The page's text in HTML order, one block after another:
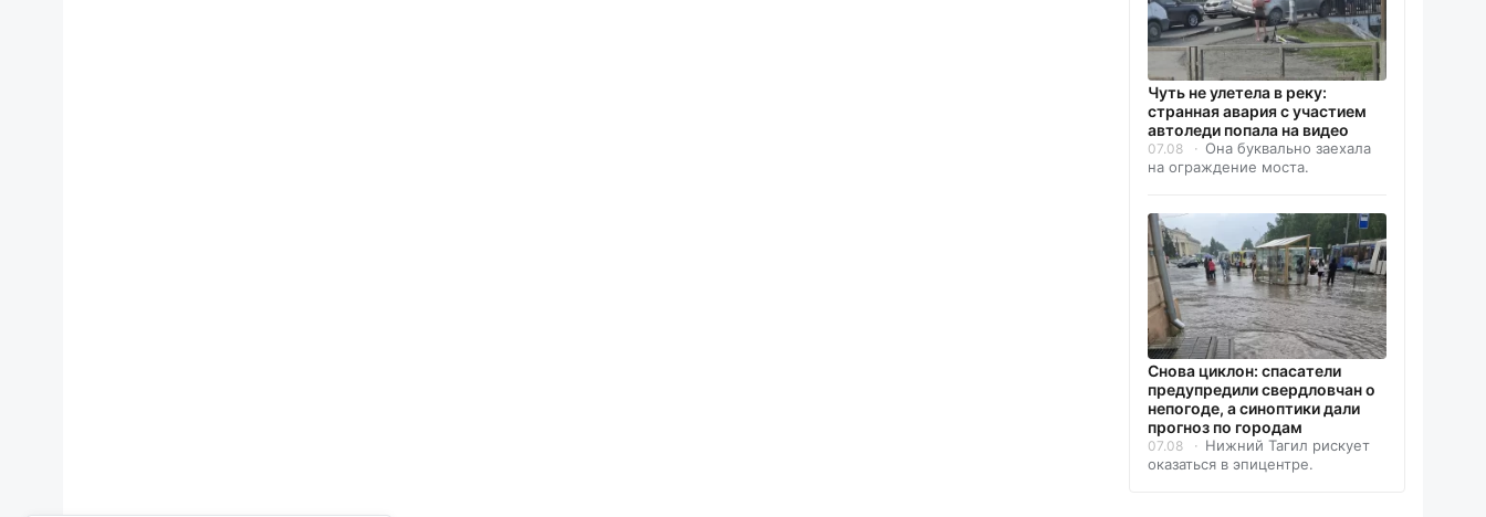
Чуть не улетела в реку:
странная авария с участием
автоледи попала на видео
07.08
Она буквально заехала
на ограждение моста.
Снова циклон: спасатели
предупредили свердловчан о
непогоде, а синоптики дали
прогноз по городам
07.08
Нижний Тагил рискует
оказаться в эпицентре.